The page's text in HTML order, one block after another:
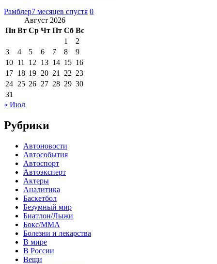
Рамблер7 месяцев спустя 0
Август 2026
Пн Вт Ср Чт Пт Сб Вс
1
2
3
4 5 6 7 8
9
10 11 12 13 14 15 16
17 18 19 20 21 22 23
24 25 26 27 28 29 30
31
« Июл
Рубрики
Автоновости
Автособытия
Автоспорт
Автоэксперт
Актеры
Аналитика
Баскетбол
Безумный мир
Биатлон/Лыжи
Бокс/MMA
Болезни и лекарства
В мире
В России
Вещи